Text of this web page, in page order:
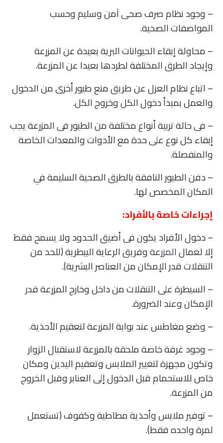
– وجود نظام صرف صحى آمن وسليم وحسب
المواصفات الصحية.
– محاولة إبقاء الحيوانات البرية بعيدة عن المزرعة
وإيجاد الطرق المختلفة لطردها بعيدا عن المزرعة.
– اتباع نظام العزل عن طريق منع طيور أخرى من الدخول
والعمل بمبدأ دخول الكل وخروج الكل.
– فى حالة تربية أنواع مختلفة من الطيور فى المزرعة يجب
إبقاء كل نوع على حدة مع الأدوات والمعدات الخاصة
والمنفصلة.
– دفن الطيور النافقة بالطرق الصحية السليمة في
المكان المخصص لها.
إجراءات خاصة بالأفراد:
– دخول الأفراد يكون فى أضيق الحدود ولا يسمح فقط
إلا لعمالالمزرعةوفريق الرعاية البيطرية (للحد من
التنقلات قدر الإمكان من العناصر البشرية).
– السيطرة على التنقلات من داخل وخارج المزرعة قدر
الإمكان وعند الضرورة.
– وضع مغاطس عند بوابة المزرعة لتعقيم الأحذية.
– وجود غرفة خاصة ملحقة بالمزرعة لاستقبال الزوار
وتكون مجهزة لتغيير الملابس وتعقيم اليدين ومكان
خاص للاستحمام قبل الدخول إلى العنابر وقبل الخروج
من المزرعة.
– توفير ملابس وأحذية مطاطية وكفوف (تستعمل
لمرة واحده فقط).